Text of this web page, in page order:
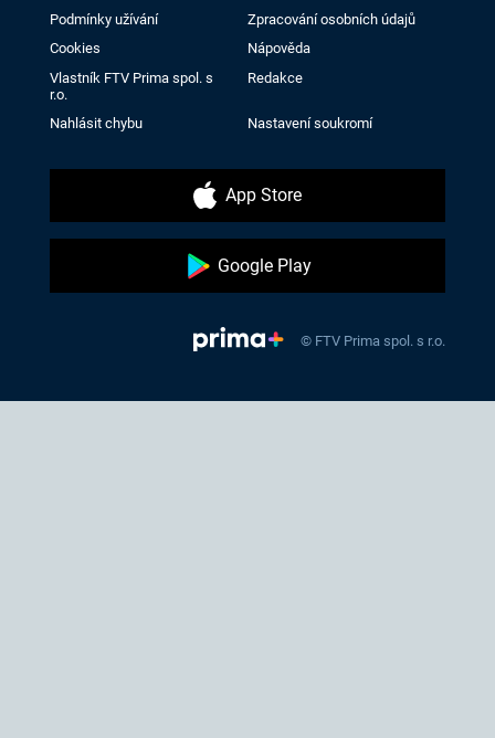
Podmínky užívání
Zpracování osobních údajů
Cookies
Nápověda
Vlastník FTV Prima spol. s
r.o.
Redakce
Nahlásit chybu Nastavení soukromí
App Store
Google Play
© FTV Prima spol. s r.o.